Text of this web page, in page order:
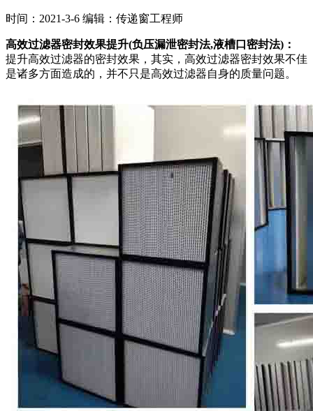
时间：2021-3-6 编辑：传递窗工程师
高效过滤器密封效果提升(负压漏泄密封法,液槽口密封法)：
提升高效过滤器的密封效果，其实，高效过滤器密封效果不佳
是诸多方面造成的，并不只是高效过滤器自身的质量问题。